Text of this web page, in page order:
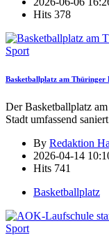
Hits 378
Sport
Basketballplatz am Thüringer
Der Basketballplatz
Stadt umfassend
By Redaktion
2026-04-14
Hits 741
Basketballplatz
Sport